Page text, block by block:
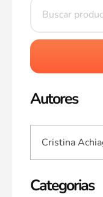
Autores
Categorias